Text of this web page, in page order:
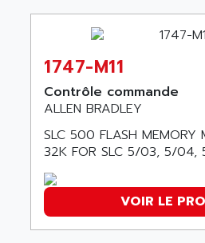
FERROMATIK PMC 1000
LCA
CNC ALPHA
SMART TOUCH
GP 70 SERIE
S4-S4C
FESTO ELECTRONIC
AEROTECH
AESYS
AFAG
AFDI
AFP PRODEL
AGDE
1747-M11
Contrôle commande
ALLEN BRADLEY
SLC 500 FLASH MEMORY
32K FOR SLC 5/03, 5/04,
VOIR LE